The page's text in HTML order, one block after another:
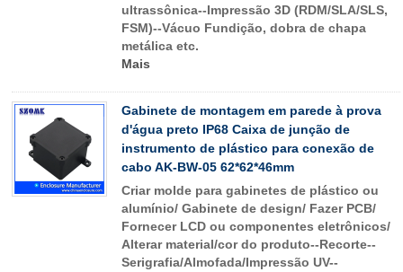
ultrassônica--Impressão 3D (RDM/SLA/SLS,
FSM)--Vácuo Fundição, dobra de chapa
metálica etc.
Mais
Gabinete de montagem em parede à prova
d'água preto IP68 Caixa de junção de
instrumento de plástico para conexão de
cabo AK-BW-05 62*62*46mm
Criar molde para gabinetes de plástico ou
alumínio/ Gabinete de design/ Fazer PCB/
Fornecer LCD ou componentes eletrônicos/
Alterar material/cor do produto--Recorte--
Serigrafia/Almofada/Impressão UV--